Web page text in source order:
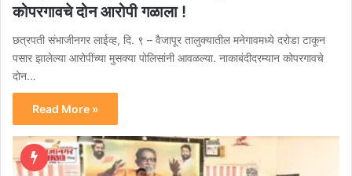
कोपरगावचे दोन आरोपी गळाला !
छत्रपती संभाजीनगर लाईव्ह, दि. ९ – वैजापूर तालुक्यातील मनेगावमध्ये दरोडा टाकून
पसार झालेल्या आरोपींच्या मुसक्या पोलिसांनी आवळल्या. नाकाबंदीदरम्यान कोपरगावचे
दोन…
Read More »